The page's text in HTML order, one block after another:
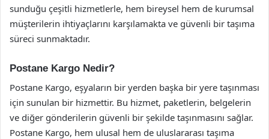
sunduğu çeşitli hizmetlerle, hem bireysel hem de kurumsal
müşterilerin ihtiyaçlarını karşılamakta ve güvenli bir taşıma
süreci sunmaktadır.
Postane Kargo Nedir?
Postane Kargo, eşyaların bir yerden başka bir yere taşınması
için sunulan bir hizmettir. Bu hizmet, paketlerin, belgelerin
ve diğer gönderilerin güvenli bir şekilde taşınmasını sağlar.
Postane Kargo, hem ulusal hem de uluslararası taşıma